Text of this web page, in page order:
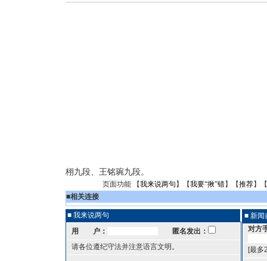
栩九段、王铭琬九段。
页面功能 【我来说两句 】【我要“揪”错】【推荐】
■相关连接
■ 我来说两句
用 户：
匿名发出：
请各位遵纪守法并注意语言文明。
■ 新闻
对方
[最多